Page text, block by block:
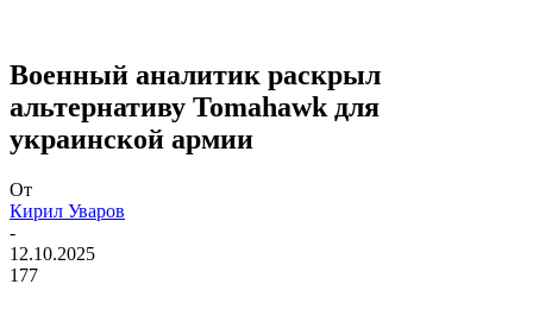
Военный аналитик раскрыл
альтернативу Tomahawk для
украинской армии
От
Кирил Уваров
-
12.10.2025
177